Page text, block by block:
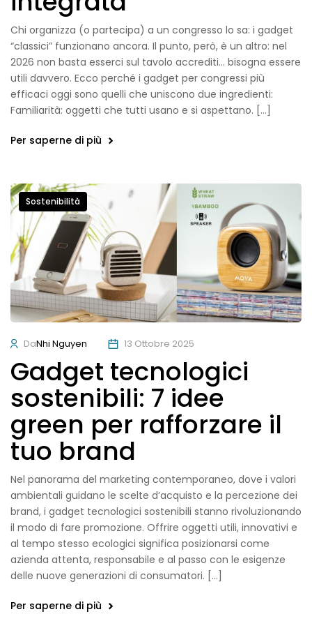
Chi organizza (o partecipa) a un congresso lo sa: i gadget
“classici” funzionano ancora. Il punto, però, è un altro: nel
2026 non basta esserci sul tavolo accrediti… bisogna essere
utili davvero. Ecco perché i gadget per congressi più
efficaci oggi sono quelli che uniscono due ingredienti:
Familiarità: oggetti che tutti usano e si aspettano. […]
Per saperne di più
Sostenibilità
DaNhi Nguyen 13 Ottobre 2025
Gadget tecnologici
sostenibili: 7 idee
green per rafforzare il
tuo brand
Nel panorama del marketing contemporaneo, dove i valori
ambientali guidano le scelte d’acquisto e la percezione dei
brand, i gadget tecnologici sostenibili stanno rivoluzionando
il modo di fare promozione. Offrire oggetti utili, innovativi e
al tempo stesso ecologici significa posizionarsi come
azienda attenta, responsabile e al passo con le esigenze
delle nuove generazioni di consumatori. […]
Per saperne di più